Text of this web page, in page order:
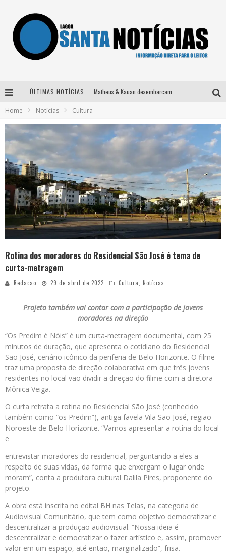
ÚLTIMAS NOTÍCIAS
Selo Moda Music confirma Bel Costa no palco Talentos da Terra do Pedro Leopoldo Rodeio Show
Após sair da KondZilla, DJ Danny Albuquerque inicia nova fase
Home Notícias Cultura
Rotina dos moradores do Residencial São José é tema de
curta-metragem
Redacao 29 de abril de 2022 Cultura, Notícias
Projeto também vai contar com a participação de jovens
moradores na direção
“Os Predim é Nóis” é um curta-metragem documental, com 25
minutos de duração, que apresenta o cotidiano do Residencial
São José, cenário icônico da periferia de Belo Horizonte. O filme
traz uma proposta de direção colaborativa em que três jovens
residentes no local vão dividir a direção do filme com a diretora
Mônica Veiga.
O curta retrata a rotina no Residencial São José (conhecido
também como “os Predim”), antiga favela Vila São José, região
Noroeste de Belo Horizonte. “Vamos apresentar a rotina do local
e
entrevistar moradores do residencial, perguntando a eles a
respeito de suas vidas, da forma que enxergam o lugar onde
moram”, conta a produtora cultural Dalila Pires, proponente do
projeto.
A obra está inscrita no edital BH nas Telas, na categoria de
Audiovisual Comunitário, que tem como objetivo democratizar e
descentralizar a produção audiovisual. “Nossa ideia é
descentralizar e democratizar o fazer artístico e, assim, promover
valor em um espaço, até então, marginalizado”, frisa.